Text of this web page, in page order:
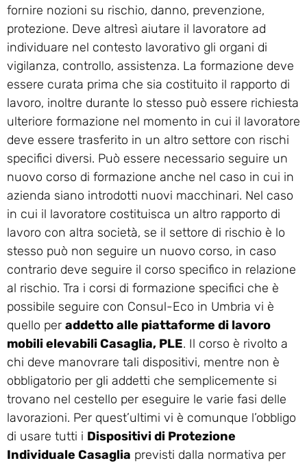
fornire nozioni su rischio, danno, prevenzione,
protezione. Deve altresì aiutare il lavoratore ad
individuare nel contesto lavorativo gli organi di
vigilanza, controllo, assistenza. La formazione deve
essere curata prima che sia costituito il rapporto di
lavoro, inoltre durante lo stesso può essere richiesta
ulteriore formazione nel momento in cui il lavoratore
deve essere trasferito in un altro settore con rischi
specifici diversi. Può essere necessario seguire un
nuovo corso di formazione anche nel caso in cui in
azienda siano introdotti nuovi macchinari. Nel caso
in cui il lavoratore costituisca un altro rapporto di
lavoro con altra società, se il settore di rischio è lo
stesso può non seguire un nuovo corso, in caso
contrario deve seguire il corso specifico in relazione
al rischio. Tra i corsi di formazione specifici che è
possibile seguire con Consul-Eco in Umbria vi è
quello per addetto alle piattaforme di lavoro
mobili elevabili Casaglia, PLE. Il corso è rivolto a
chi deve manovrare tali dispositivi, mentre non è
obbligatorio per gli addetti che semplicemente si
trovano nel cestello per eseguire le varie fasi delle
lavorazioni. Per quest’ultimi vi è comunque l’obbligo
di usare tutti i Dispositivi di Protezione
Individuale Casaglia previsti dalla normativa per